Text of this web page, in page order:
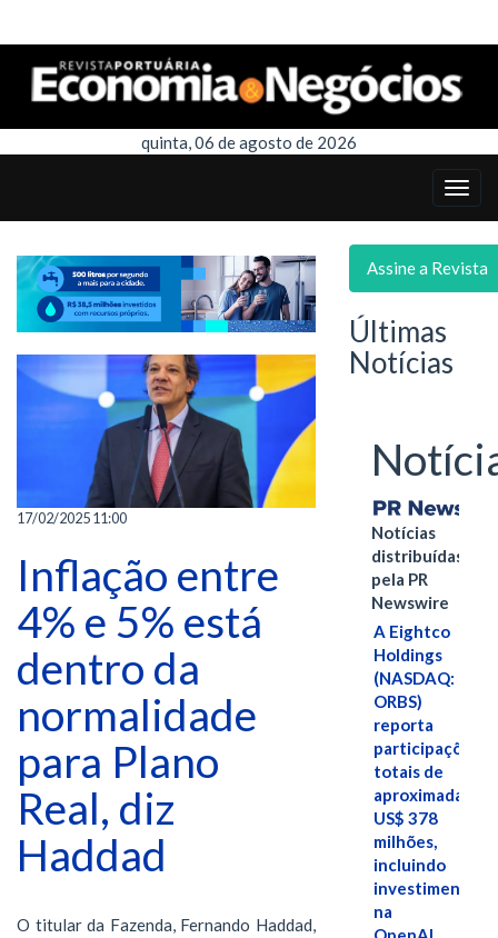
quinta, 06 de agosto de 2026
17/02/2025 11:00
Inflação entre
4% e 5% está
dentro da
normalidade
para Plano
Real, diz
Haddad
O titular da Fazenda, Fernando Haddad,
Assine a Revista
Últimas
Notícias
Notícias
distribuídas
pela PR
Newswire
A Eightco
Holdings
(NASDAQ:
ORBS)
reporta
participações
totais de
US$ 378
milhões,
incluindo
investimentos
na